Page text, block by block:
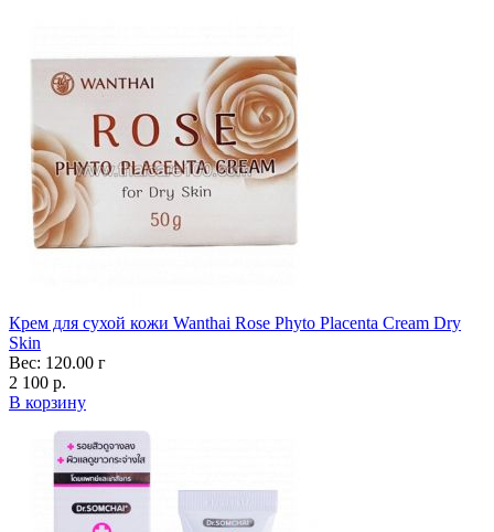
Крем для сухой кожи Wanthai Rose Phyto Placenta Cream Dry
Skin
Вес: 120.00 г
2 100 р.
В корзину